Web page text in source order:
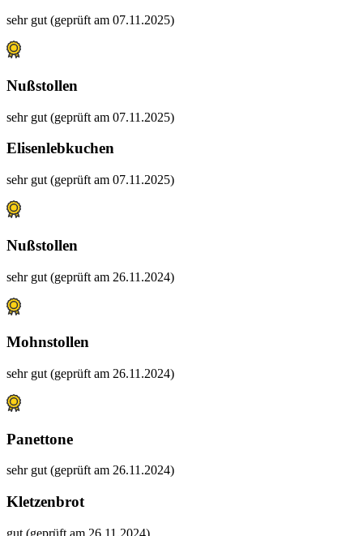
sehr gut (geprüft am 07.11.2025)
Nußstollen
sehr gut (geprüft am 07.11.2025)
Elisenlebkuchen
sehr gut (geprüft am 07.11.2025)
Nußstollen
sehr gut (geprüft am 26.11.2024)
Mohnstollen
sehr gut (geprüft am 26.11.2024)
Panettone
sehr gut (geprüft am 26.11.2024)
Kletzenbrot
gut (geprüft am 26.11.2024)